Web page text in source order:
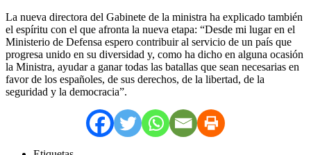
La nueva directora del Gabinete de la ministra ha explicado también
el espíritu con el que afronta la nueva etapa: “Desde mi lugar en el
Ministerio de Defensa espero contribuir al servicio de un país que
progresa unido en su diversidad y, como ha dicho en alguna ocasión
la Ministra, ayudar a ganar todas las batallas que sean necesarias en
favor de los españoles, de sus derechos, de la libertad, de la
seguridad y la democracia”.